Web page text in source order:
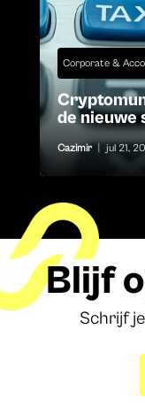
Corporate &
de nieuwe
Cazimir jul 21,
Blijf
Schrijf